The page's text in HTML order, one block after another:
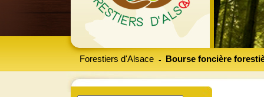
Forestiers d'Alsace Bourse foncière
-